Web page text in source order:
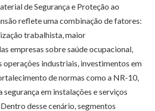
de Segurança e Proteção ao
reflete uma combinação de fatores:
trabalhista, maior
empresas sobre saúde ocupacional,
operações industriais, investimentos em
de normas como a NR-10,
segurança em instalações e serviços
desse cenário, segmentos